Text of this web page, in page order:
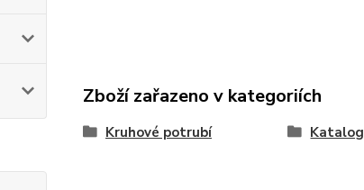
Zboží zařazeno v kategoriích
Kruhové potrubí Katalog